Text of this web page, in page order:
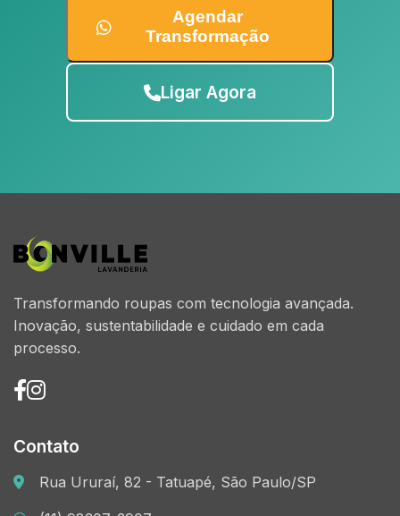
Agendar
Transformação
Ligar Agora
Transformando roupas com tecnologia avançada.
Inovação, sustentabilidade e cuidado em cada
processo.
Contato
Rua Ururaí, 82 - Tatuapé, São Paulo/SP